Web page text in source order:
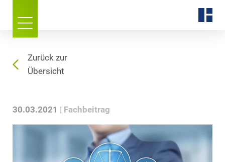
Zurück zur
Übersicht
30.03.2021 Fachbeitrag